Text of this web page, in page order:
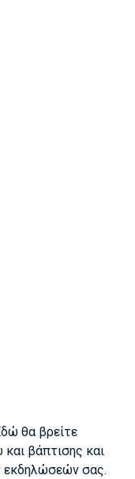
θα βρείτε
και βάπτισης και
εκδηλώσεών σας.